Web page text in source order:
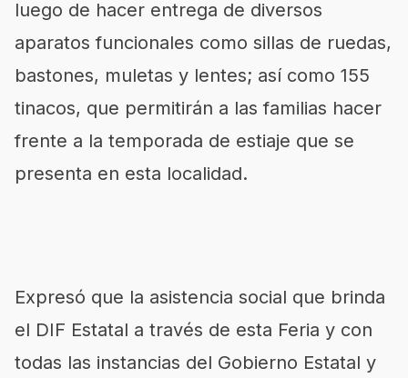
luego de hacer entrega de diversos
aparatos funcionales como sillas de ruedas,
bastones, muletas y lentes; así como 155
tinacos, que permitirán a las familias hacer
frente a la temporada de estiaje que se
presenta en esta localidad.
Expresó que la asistencia social que brinda
el DIF Estatal a través de esta Feria y con
todas las instancias del Gobierno Estatal y